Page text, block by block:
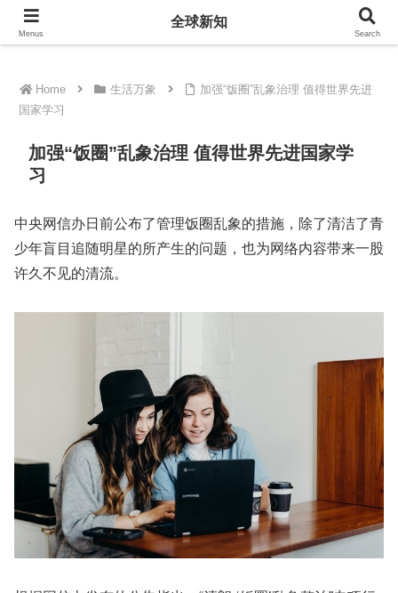
全球新知
Home 生活万象
加强“饭圈”乱象治理 值得世界先进
国家学习
加强“饭圈”乱象治理 值得世界先进国家学
习
中央网信办日前公布了管理饭圈乱象的措施，除了清洁了青
少年盲目追随明星的所产生的问题，也为网络内容带来一股
许久不见的清流。
Menus
全球新知
Search